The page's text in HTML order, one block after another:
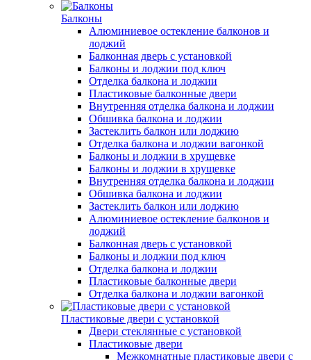
Балконы
Алюминиевое остекление балконов и
лоджий
Балконная дверь с установкой
Балконы и лоджии под ключ
Отделка балкона и лоджии
Пластиковые балконные двери
Внутренняя отделка балкона и лоджии
Обшивка балкона и лоджии
Застеклить балкон или лоджию
Отделка балкона и лоджии вагонкой
Балконы и лоджии в хрущевке
Балконы и лоджии в хрущевке
Внутренняя отделка балкона и лоджии
Обшивка балкона и лоджии
Застеклить балкон или лоджию
Алюминиевое остекление балконов и
лоджий
Балконная дверь с установкой
Балконы и лоджии под ключ
Отделка балкона и лоджии
Пластиковые балконные двери
Отделка балкона и лоджии вагонкой
Пластиковые двери с установкой
Двери стеклянные с установкой
Пластиковые двери
Межкомнатные пластиковые двери с